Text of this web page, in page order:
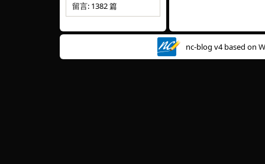
留言: 1382 篇
nc-blog v4 based on